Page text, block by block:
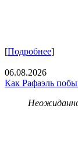
[Подробнее]
06.08.2026
Как Рафаэль